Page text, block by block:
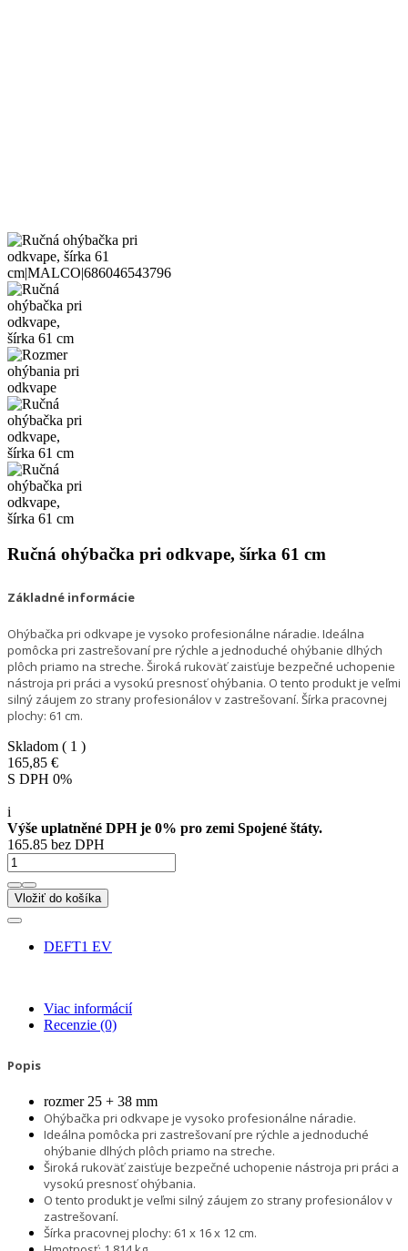
Ručná ohýbačka pri odkvape, šírka 61 cm
Základné informácie
Ohýbačka pri odkvape je vysoko profesionálne náradie. Ideálna
pomôcka pri zastrešovaní pre rýchle a jednoduché ohýbanie dlhých
plôch priamo na streche. Široká rukoväť zaisťuje bezpečné uchopenie
nástroja pri práci a vysokú presnosť ohýbania. O tento produkt je veľmi
silný záujem zo strany profesionálov v zastrešovaní. Šírka pracovnej
plochy: 61 cm.
Skladom ( 1 )
165,85 €
S DPH 0%
i
Výše uplatněné DPH je 0% pro zemi Spojené štáty.
165.85 bez DPH
Vložiť do košíka
DEFT1 EV
Viac informácií
Recenzie (0)
Popis
rozmer 25 + 38 mm
Ohýbačka pri odkvape je vysoko profesionálne náradie.
Ideálna pomôcka pri zastrešovaní pre rýchle a jednoduché
ohýbanie dlhých plôch priamo na streche.
Široká rukoväť zaisťuje bezpečné uchopenie nástroja pri práci a
vysokú presnosť ohýbania.
O tento produkt je veľmi silný záujem zo strany profesionálov v
zastrešovaní.
Šírka pracovnej plochy: 61 x 16 x 12 cm.